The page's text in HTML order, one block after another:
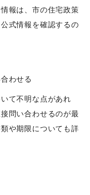
報は、市の住宅政策
式情報を確認するの
わせる
て不明な点があれ
問い合わせるのが最
や期限についても詳